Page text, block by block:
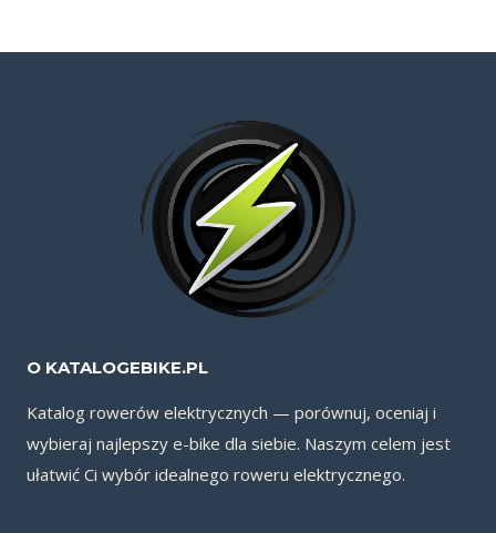
O KATALOGEBIKE.PL
Katalog rowerów elektrycznych — porównuj, oceniaj i
wybieraj najlepszy e-bike dla siebie. Naszym celem jest
ułatwić Ci wybór idealnego roweru elektrycznego.